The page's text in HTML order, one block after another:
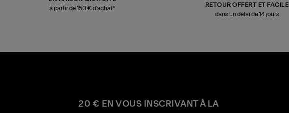
à partir de 150 € d'achat*
RETOUR OFFERT ET FACILE
dans un délai de 14 jours
20 € EN VOUS INSCRIVANT À LA